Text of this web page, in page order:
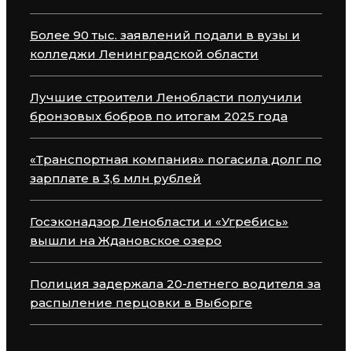
Более 90 тыс. заявлений подали в вузы и
колледжи Ленинградской области
Лучшие строители Ленобласти получили
бронзовых бобров по итогам 2025 года
«Транспортная компания» погасила долг по
зарплате в 3,6 млн рублей
Госэконадзор Ленобласти и «Угребись»
вышли на Ждановское озеро
Полиция задержала 20-летнего водителя за
распыление перцовки в Выборге